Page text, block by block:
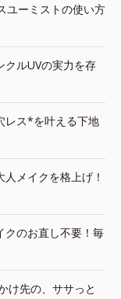
ユーミストの使い方
クルUVの実力を存
レス*を叶える下地
人メイクを格上げ！
クのお直し不要！毎
け先の、ササっと